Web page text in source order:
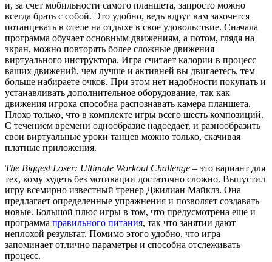
и, за счет мобильности самого планшета, запросто можно
всегда брать с собой. Это удобно, ведь вдруг вам захочется
потанцевать в отеле на отдыхе в свое удовольствие. Сначала
программа обучает основным движениям, а потом, глядя на
экран, можно повторять более сложные движения
виртуального инструктора. Игра считает калории в процесс
ваших движений, чем лучше и активней вы двигаетесь, тем
больше набираете очков. При этом нет надобности покупать и
устанавливать дополнительное оборудование, так как
движения игрока способна распознавать камера планшета.
Плохо только, что в комплекте игры всего шесть композиций.
С течением времени однообразие надоедает, и разнообразить
свои виртуальные уроки танцев можно только, скачивая
платные приложения.
The Biggest Loser: Ultimate Workout Challenge – это вариант для
тех, кому худеть без мотивации достаточно сложно. Выпустил
игру всемирно известный тренер Джилиан Майклз. Она
предлагает определенные упражнения и позволяет создавать
новые. Большой плюс игры в том, что предусмотрена еще и
программа правильного питания, так что занятии дают
неплохой результат. Помимо этого удобно, что игра
запоминает отлично параметры и способна отслеживать
процесс.